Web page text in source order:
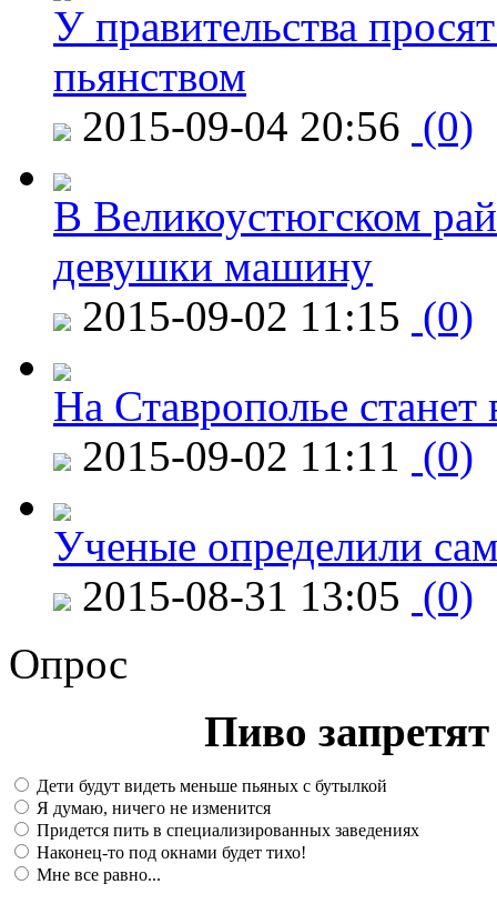
У правительства
пьянством
2015-09-04 20:56 (0)
В Великоустюгском
девушки машину
2015-09-02 11:15 (0)
На Ставрополье
2015-09-02 11:11 (0)
Ученые определили
2015-08-31 13:05 (0)
Опрос
Пиво
Дети будут видеть меньше пьяных с бутылкой
Я думаю, ничего не изменится
Придется пить в специализированных заведениях
Наконец-то под окнами будет тихо!
Мне все равно...